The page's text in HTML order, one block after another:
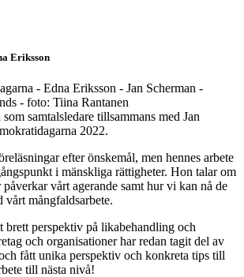
Eriksson
samtalsledare tillsammans med Jan
2022.
efter önskemål, men hennes arbete
i mänskliga rättigheter. Hon talar om
vårt agerande samt hur vi kan nå de
vårt mångfaldsarbete.
brett perspektiv på likabehandling och
och organisationer har redan tagit del av
fått unika perspektiv och konkreta tips till
till nästa nivå!